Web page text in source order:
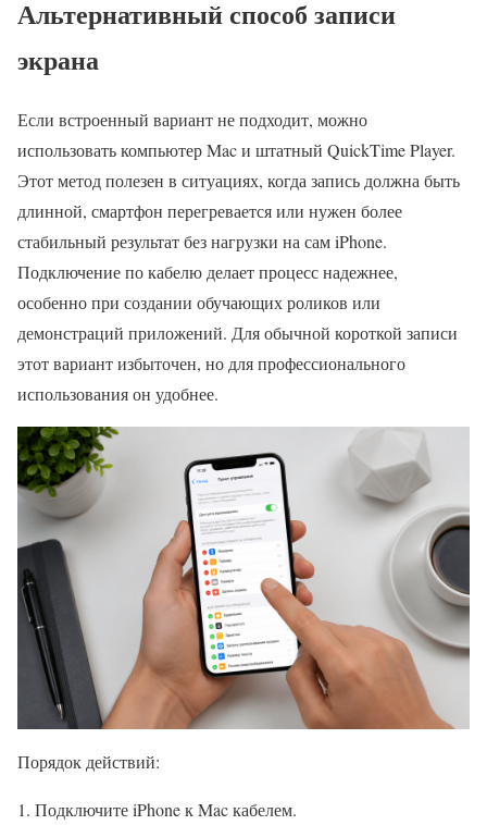
Альтернативный способ записи
экрана
Если встроенный вариант не подходит, можно
использовать компьютер Mac и штатный QuickTime Player.
Этот метод полезен в ситуациях, когда запись должна быть
длинной, смартфон перегревается или нужен более
стабильный результат без нагрузки на сам iPhone.
Подключение по кабелю делает процесс надежнее,
особенно при создании обучающих роликов или
демонстраций приложений. Для обычной короткой записи
этот вариант избыточен, но для профессионального
использования он удобнее.
Порядок действий:
Подключите iPhone к Mac кабелем.